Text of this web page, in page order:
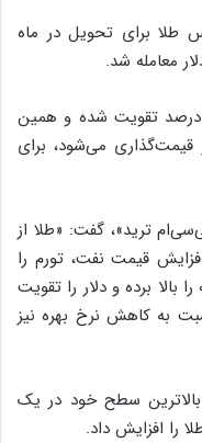
طلا برای تحویل در ماه
درصد تقویت شده و همین
می‌شود، برای
ترید»، گفت: «طلا از
قیمت نفت، تورم را
را بالا برده و دلار را تقویت
به کاهش نرخ بهره نیز
نیز به بالاترین سطح خود در یک
را افزایش داد.